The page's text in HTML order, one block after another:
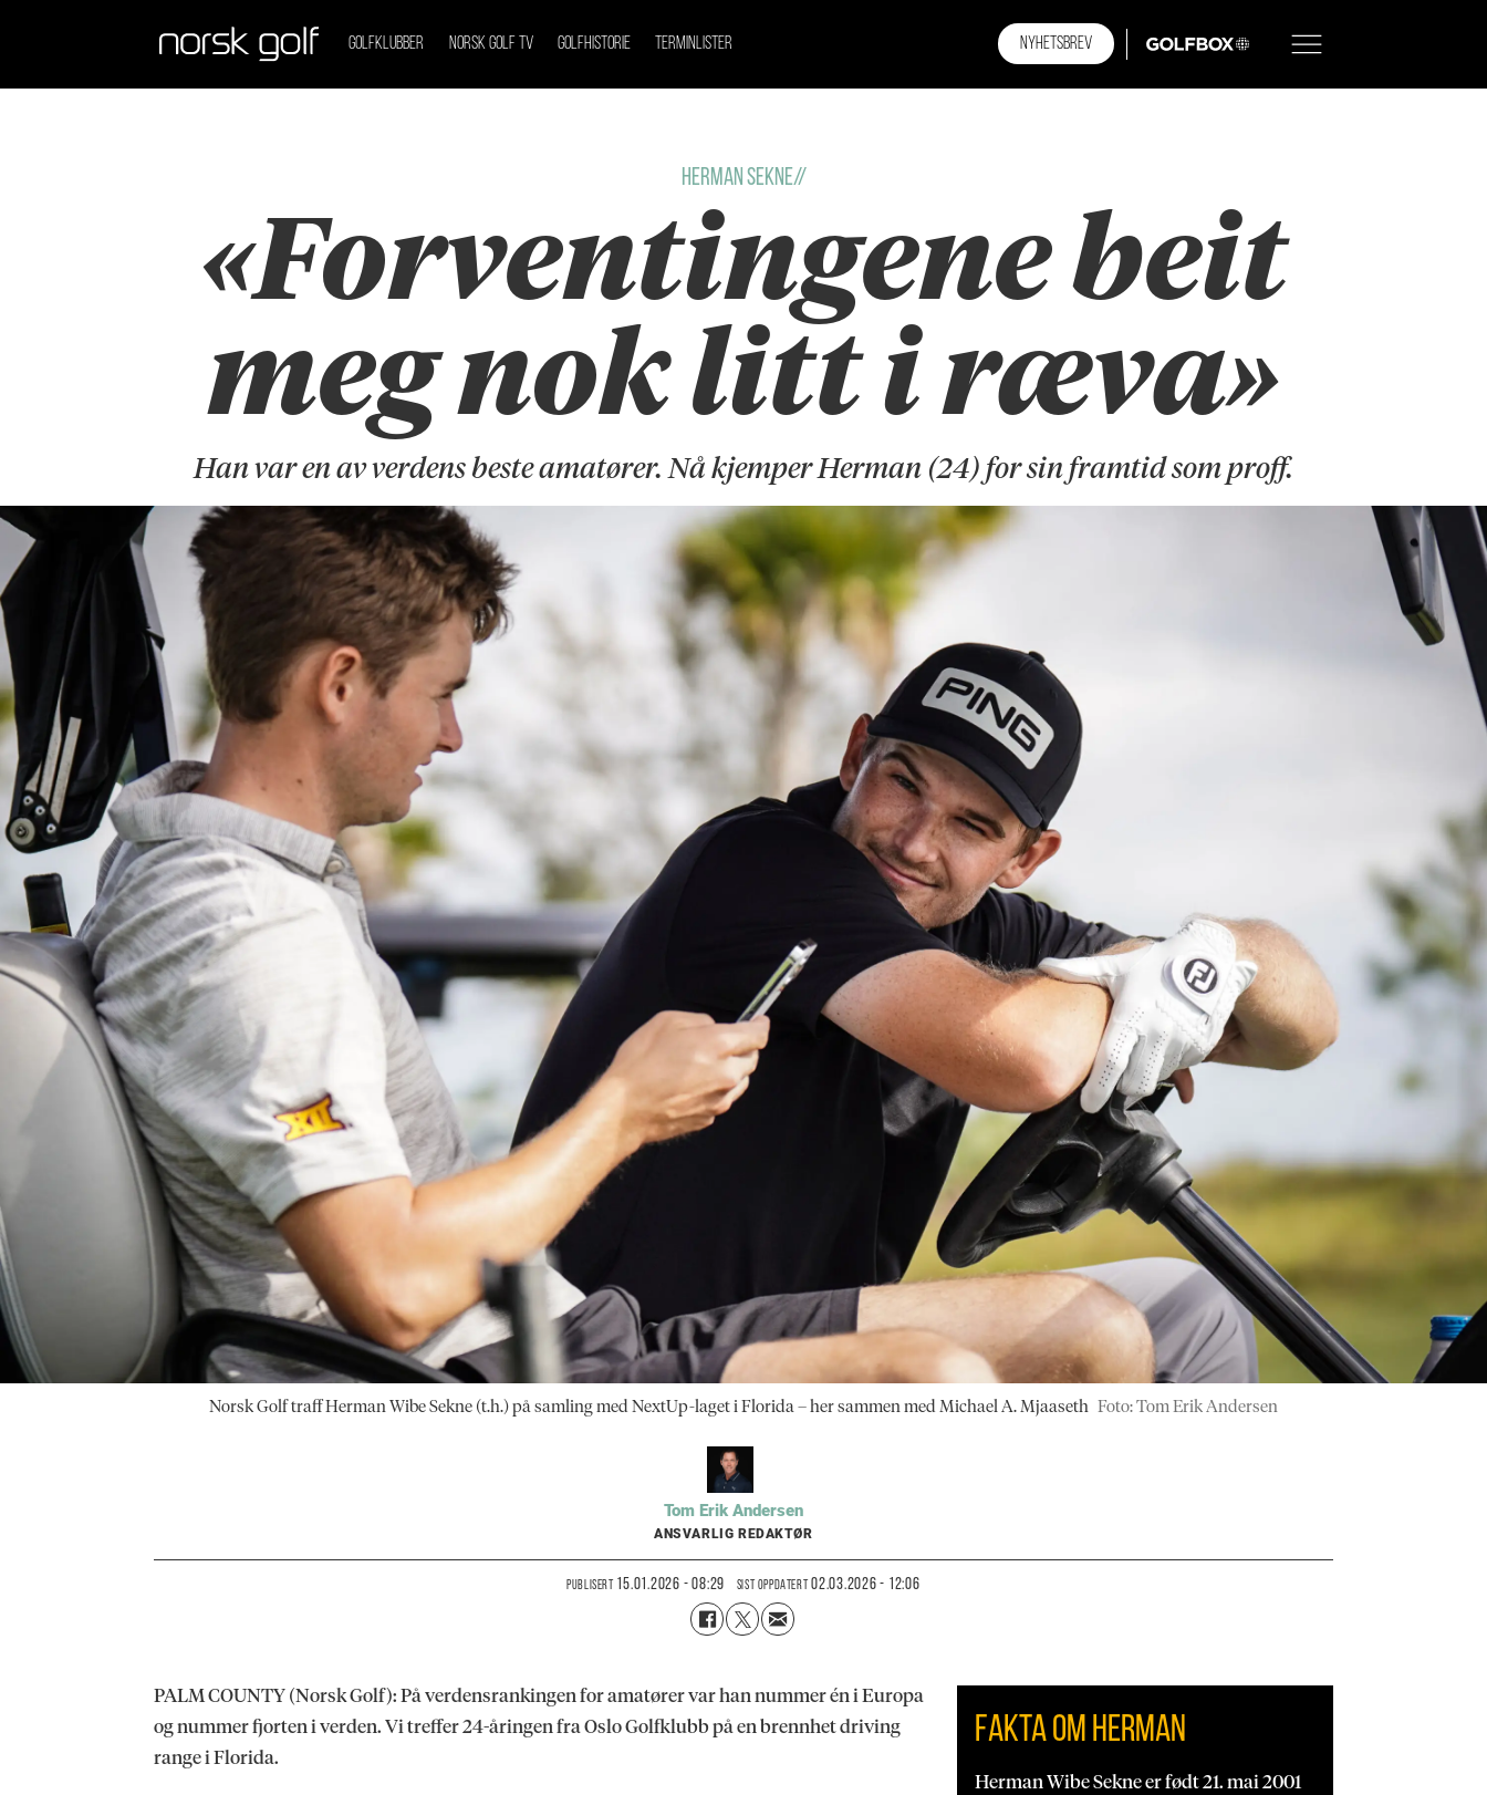
GOLFKLUBBER NORSK GOLF TV GOLFHISTORIE TERMINLISTER NYHETSBREV GOLFBOX
Herman Sekne//
«Forventingene beit
meg nok litt i ræva»
Han var en av verdens beste amatører. Nå kjemper Herman (24) for sin framtid som proff.
Norsk Golf traff Herman Wibe Sekne (t.h.) på samling med NextUp-laget i Florida – her sammen med Michael A. Mjaaseth Foto: Tom Erik Andersen
Tom Erik Andersen
ANSVARLIG REDAKTØR
PUBLISERT 15.01.2026 - 08:29 SIST OPPDATERT 02.03.2026 - 12:06
Fakta om Herman
Herman Wibe Sekne er født 21. mai 2001
PALM COUNTY (Norsk Golf): På verdensrankingen for amatører var han nummer én i Europa
og nummer fjorten i verden. Vi treffer 24-åringen fra Oslo Golfklubb på en brennhet driving
range i Florida.